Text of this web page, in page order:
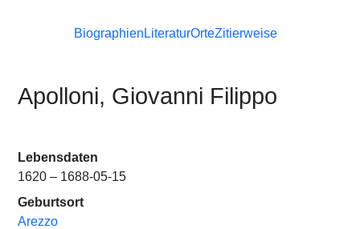
Biographien LiteraturOrteZitierweise
Apolloni, Giovanni Filippo
Lebensdaten
1620 – 1688-05-15
Geburtsort
Arezzo